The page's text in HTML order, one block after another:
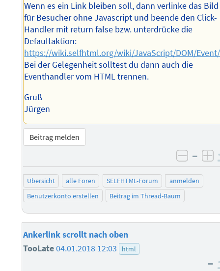
Wenn es ein Link bleiben soll, dann verlinke das Bild
für Besucher ohne Javascript und beende den Click-
Handler mit return false bzw. unterdrücke die
Defaultaktion:
https://wiki.selfhtml.org/wiki/JavaScript/DOM/
Bei der Gelegenheit solltest du dann auch die
Eventhandler vom HTML trennen.
Gruß
Jürgen
Beitrag melden
–
Übersicht alle Foren SELFHTML-Forum
anmelden
Benutzerkonto erstellen
Beitrag im Thread-Baum
Ankerlink scrollt nach oben
TooLate04.01.2018 12:03 html
–